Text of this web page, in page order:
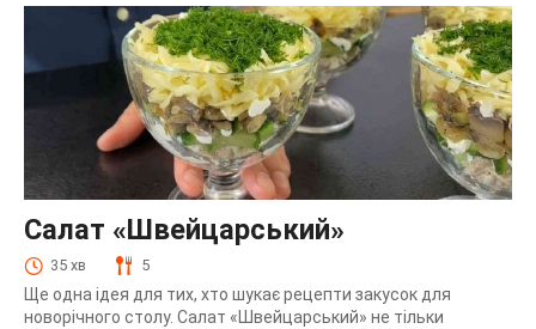
Салат «Швейцарський»
35 хв 5
Ще одна ідея для тих, хто шукає рецепти закусок для
новорічного столу. Салат «Швейцарський» не тільки